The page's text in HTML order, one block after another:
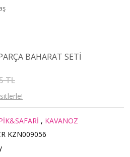
BAHARAT SETİ
TL
, KAVANOZ
KZN009056